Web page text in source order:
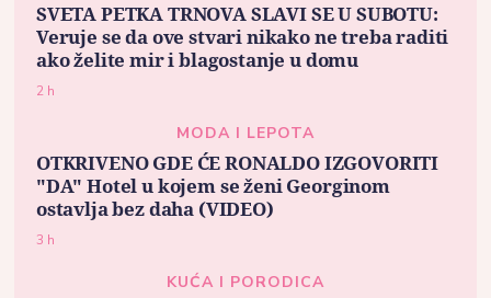
SVETA PETKA TRNOVA SLAVI SE U SUBOTU:
Veruje se da ove stvari nikako ne treba raditi
ako želite mir i blagostanje u domu
2 h
MODA I LEPOTA
OTKRIVENO GDE ĆE RONALDO IZGOVORITI
"DA" Hotel u kojem se ženi Georginom
ostavlja bez daha (VIDEO)
3 h
KUĆA I PORODICA